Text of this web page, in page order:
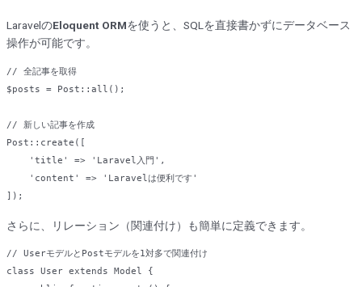
LaravelのEloquent ORMを使うと、SQLを直接書かずにデータベース
操作が可能です。
// 全記事を取得
$posts = Post::all();
// 新しい記事を作成
Post::create([
'title'
=> 'Laravel入門' ,
'content'
=>
'Laravelは便利です'
さらに、リレーション（関連付け）も簡単に定義できます。
// UserモデルとPostモデルを1対多で関連付け
class
User extends Model
{